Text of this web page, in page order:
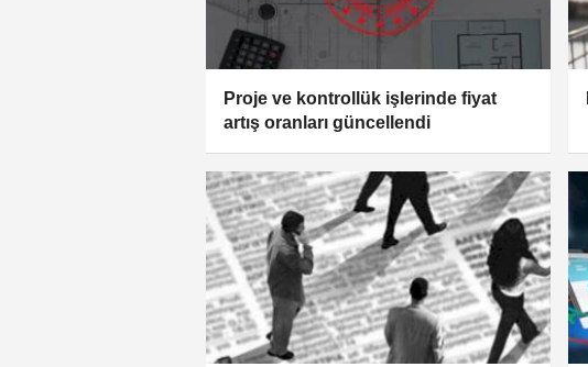
Proje ve kontrollük işlerinde fiyat
artış oranları güncellendi